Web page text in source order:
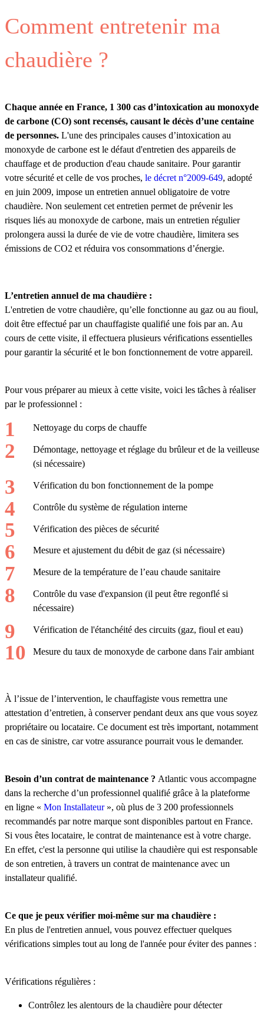
Comment entretenir ma
chaudière ?
Chaque année en France, 1 300 cas d’intoxication au monoxyde
de carbone (CO) sont recensés, causant le décès d’une centaine
de personnes. L'une des principales causes d’intoxication au
monoxyde de carbone est le défaut d'entretien des appareils de
chauffage et de production d'eau chaude sanitaire. Pour garantir
votre sécurité et celle de vos proches, le décret n°2009-649, adopté
en juin 2009, impose un entretien annuel obligatoire de votre
chaudière. Non seulement cet entretien permet de prévenir les
risques liés au monoxyde de carbone, mais un entretien régulier
prolongera aussi la durée de vie de votre chaudière, limitera ses
émissions de CO2 et réduira vos consommations d’énergie.
L’entretien annuel de ma chaudière :
L'entretien de votre chaudière, qu’elle fonctionne au gaz ou au fioul,
doit être effectué par un chauffagiste qualifié une fois par an. Au
cours de cette visite, il effectuera plusieurs vérifications essentielles
pour garantir la sécurité et le bon fonctionnement de votre appareil.
Pour vous préparer au mieux à cette visite, voici les tâches à réaliser
par le professionnel :
Nettoyage du corps de chauffe
Démontage, nettoyage et réglage du brûleur et de la veilleuse
(si nécessaire)
Vérification du bon fonctionnement de la pompe
Contrôle du système de régulation interne
Vérification des pièces de sécurité
Mesure et ajustement du débit de gaz (si nécessaire)
Mesure de la température de l’eau chaude sanitaire
Contrôle du vase d'expansion (il peut être regonflé si
nécessaire)
Vérification de l'étanchéité des circuits (gaz, fioul et eau)
Mesure du taux de monoxyde de carbone dans l'air ambiant
À l’issue de l’intervention, le chauffagiste vous remettra une
attestation d’entretien, à conserver pendant deux ans que vous soyez
propriétaire ou locataire. Ce document est très important, notamment
en cas de sinistre, car votre assurance pourrait vous le demander.
Besoin d’un contrat de maintenance ? Atlantic vous accompagne
dans la recherche d’un professionnel qualifié grâce à la plateforme
en ligne « Mon Installateur», où plus de 3 200 professionnels
recommandés par notre marque sont disponibles partout en France.
Si vous êtes locataire, le contrat de maintenance est à votre charge.
En effet, c'est la personne qui utilise la chaudière qui est responsable
de son entretien, à travers un contrat de maintenance avec un
installateur qualifié.
Ce que je peux vérifier moi-même sur ma chaudière :
En plus de l'entretien annuel, vous pouvez effectuer quelques
vérifications simples tout au long de l'année pour éviter des pannes :
Vérifications régulières :
Contrôlez les alentours de la chaudière pour détecter